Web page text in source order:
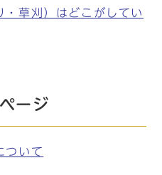
・草刈）はどこがしてい
ージ
ついて